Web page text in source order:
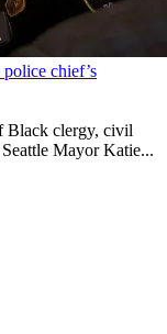
chief’s
Black clergy, civil
Mayor Katie...